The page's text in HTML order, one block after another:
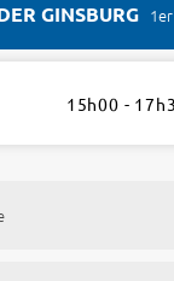
GINSBURG 1er
15h00 -